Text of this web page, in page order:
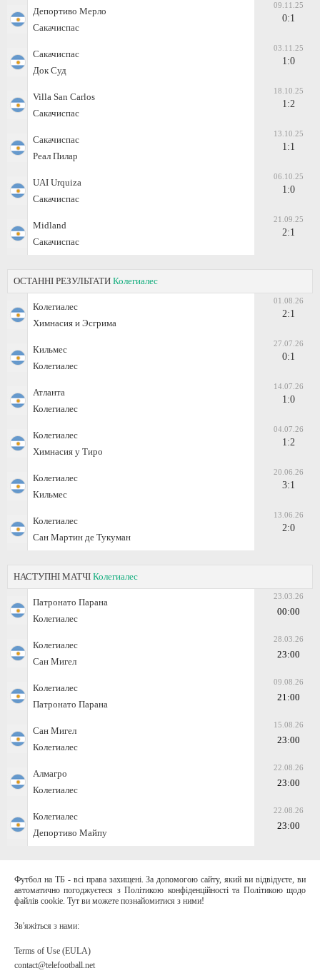
Депортиво Мерло
Сакачиспас
09.11.25
0:1
Сакачиспас
Док Суд
03.11.25
1:0
Villa San Carlos
Сакачиспас
18.10.25
1:2
Сакачиспас
Реал Пилар
13.10.25
1:1
UAI Urquiza
Сакачиспас
06.10.25
1:0
Midland
Сакачиспас
21.09.25
2:1
ОСТАННІ РЕЗУЛЬТАТИ Колегиалес
Колегиалес
Химнасия и Эсгрима
01.08.26
2:1
Кильмес
Колегиалес
27.07.26
0:1
Атланта
Колегиалес
14.07.26
1:0
Колегиалес
Химнасия у Тиро
04.07.26
1:2
Колегиалес
Кильмес
20.06.26
3:1
Колегиалес
Сан Мартин де Тукуман
13.06.26
2:0
НАСТУПНІ МАТЧІ Колегиалес
Патронато Парана
Колегиалес
23.03.26
00:00
Колегиалес
Сан Мигел
28.03.26
23:00
Колегиалес
Патронато Парана
09.08.26
21:00
Сан Мигел
Колегиалес
15.08.26
23:00
Алмагро
Колегиалес
22.08.26
23:00
Колегиалес
Депортиво Майпу
22.08.26
23:00
Футбол на ТБ - всі права захищені. За допомогою сайту, який ви відвідуєте, ви
автоматично погоджуєтеся з Політикою конфіденційності та Політикою щодо
файлів cookie. Тут ви можете познайомитися з ними!
Зв'яжіться з нами:
Terms of Use (EULA)
contact@telefootball.net